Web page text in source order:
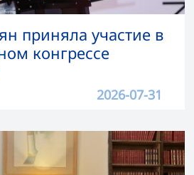
приняла участие в
конгрессе
2026-07-31